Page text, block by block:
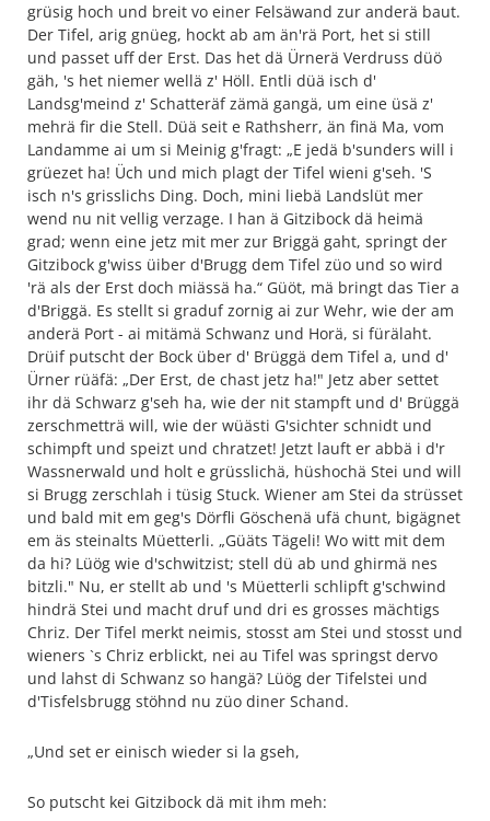
grüsig hoch und breit vo einer Felsäwand zur anderä baut.
Der Tifel, arig gnüeg, hockt ab am än'rä Port, het si still
und passet uff der Erst. Das het dä Ürnerä Verdruss düö
gäh, 's het niemer wellä z' Höll. Entli düä isch d'
Landsg'meind z' Schatteräf zämä gangä, um eine üsä z'
mehrä fir die Stell. Düä seit e Rathsherr, än finä Ma, vom
Landamme ai um si Meinig g'fragt: „E jedä b'sunders will i
grüezet ha! Üch und mich plagt der Tifel wieni g'seh. 'S
isch n's grisslichs Ding. Doch, mini liebä Landslüt mer
wend nu nit vellig verzage. I han ä Gitzibock dä heimä
grad; wenn eine jetz mit mer zur Briggä gaht, springt der
Gitzibock g'wiss üiber d'Brugg dem Tifel züo und so wird
'rä als der Erst doch miässä ha.“ Güöt, mä bringt das Tier a
d'Briggä. Es stellt si graduf zornig ai zur Wehr, wie der am
anderä Port - ai mitämä Schwanz und Horä, si fürälaht.
Drüif putscht der Bock über d' Brüggä dem Tifel a, und d'
Ürner rüäfä: „Der Erst, de chast jetz ha!" Jetz aber settet
ihr dä Schwarz g'seh ha, wie der nit stampft und d' Brüggä
zerschmetträ will, wie der wüästi G'sichter schnidt und
schimpft und speizt und chratzet! Jetzt lauft er abbä i d'r
Wassnerwald und holt e grüsslichä, hüshochä Stei und will
si Brugg zerschlah i tüsig Stuck. Wiener am Stei da strüsset
und bald mit em geg's Dörfli Göschenä ufä chunt, bigägnet
em äs steinalts Müetterli. „Güäts Tägeli! Wo witt mit dem
da hi? Lüög wie d'schwitzist; stell dü ab und ghirmä nes
bitzli." Nu, er stellt ab und 's Müetterli schlipft g'schwind
hindrä Stei und macht druf und dri es grosses mächtigs
Chriz. Der Tifel merkt neimis, stosst am Stei und stosst und
wieners `s Chriz erblickt, nei au Tifel was springst dervo
und lahst di Schwanz so hangä? Lüög der Tifelstei und
d'Tisfelsbrugg stöhnd nu züo diner Schand.
„Und set er einisch wieder si la gseh,
So putscht kei Gitzibock dä mit ihm meh: